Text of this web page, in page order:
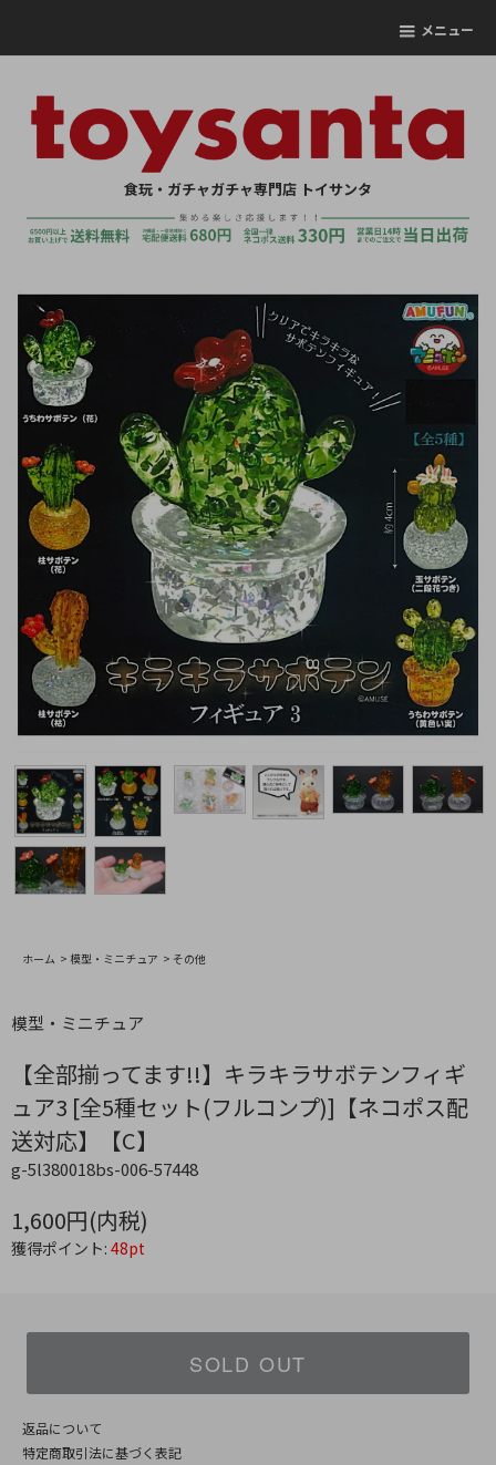
メニュー
食玩・ガチャガチャ専門店 トイサンタ
ホーム > 模型・ミニチュア > その他
模型・ミニチュア
【全部揃ってます!!】キラキラサボテンフィギ
ュア3 [全5種セット(フルコンプ)]【ネコポス配
送対応】【C】
g-5l380018bs-006-57448
1,600円(内税)
獲得ポイント: 48pt
SOLD OUT
返品について
特定商取引法に基づく表記